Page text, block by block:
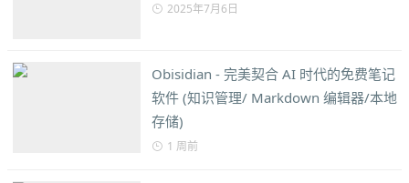
2025年7月6日
Obisidian - 完美契合 AI 时代的免费笔记
软件 (知识管理/ Markdown 编辑器/本地
存储)
1 周前